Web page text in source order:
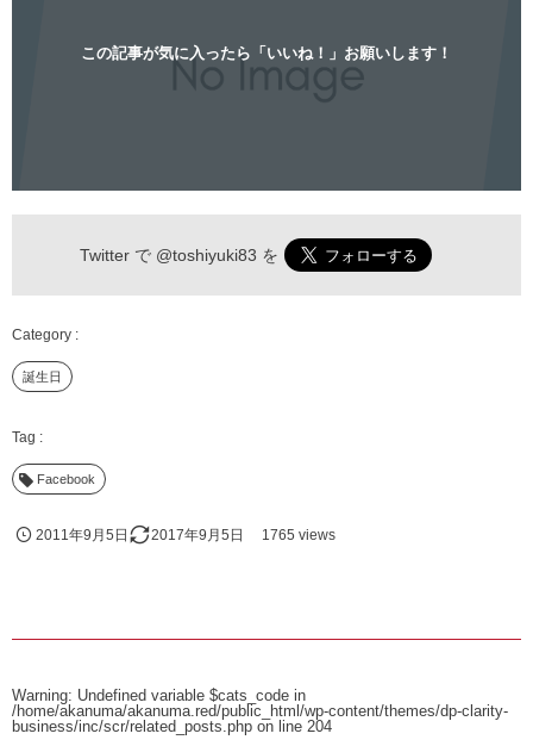
この記事が気に入ったら「いいね！」お願いします！
Twitter で @toshiyuki83 を
誕生日
Facebook
2011年9月5日 2017年9月5日 1765 views
Warning: Undefined variable $cats_code in
/home/akanuma/akanuma.red/public_html/wp-content/themes/dp-clarity-
business/inc/scr/related_posts.php on line 204